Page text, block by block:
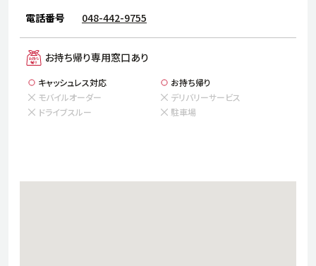
電話番号 048-442-9755
お持ち帰り専用窓口あり
キャッシュレス対応
お持ち帰り
モバイルオーダー
デリバリーサービス
ドライブスルー
駐車場